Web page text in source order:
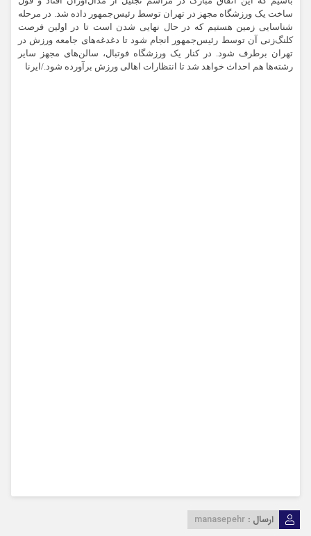
ساخت یک ورزشگاه مجهز در تهران توسط رئیس‌جمهور داده شد. در مرحله
شناسایی زمین هستیم که در حال نهایی شدن است تا در اولین فرصت
کلنگ‌زنی آن توسط رئیس‌جمهور انجام شود تا دغدغه‌های جامعه ورزش در
تهران برطرف شود. در کنار یک ورزشگاه فوتبال، سالن‌های مجهز سایر
رشته‌ها هم احداث خواهد شد تا انتظارات اهالی ورزش برآورده شود./ایرنا
ارسال : manasepehr